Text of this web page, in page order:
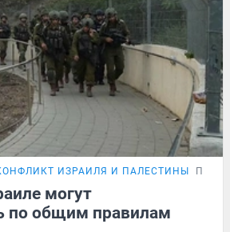
ИЗРАИЛЯ И ПАЛЕСТИНЫ
могут
по общим правилам